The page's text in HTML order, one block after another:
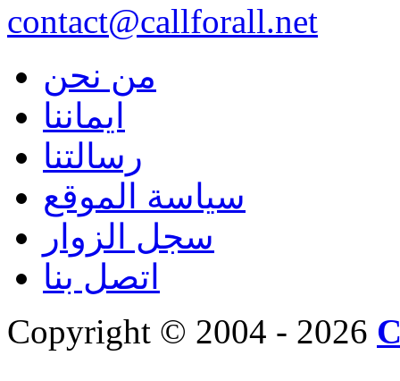
contact@callforall.net
من نحن
ايماننا
رسالتنا
سياسة الموقع
سجل الزوار
اتصل بنا
Copyright © 2004 - 2026